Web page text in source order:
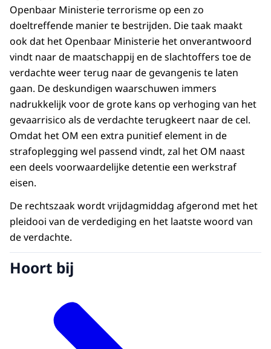
Openbaar Ministerie terrorisme op een zo
doeltreffende manier te bestrijden. Die taak maakt
ook dat het Openbaar Ministerie het onverantwoord
vindt naar de maatschappij en de slachtoffers toe de
verdachte weer terug naar de gevangenis te laten
gaan. De deskundigen waarschuwen immers
nadrukkelijk voor de grote kans op verhoging van het
gevaarrisico als de verdachte terugkeert naar de cel.
Omdat het OM een extra punitief element in de
strafoplegging wel passend vindt, zal het OM naast
een deels voorwaardelijke detentie een werkstraf
eisen.
De rechtszaak wordt vrijdagmiddag afgerond met het
pleidooi van de verdediging en het laatste woord van
de verdachte.
Hoort bij